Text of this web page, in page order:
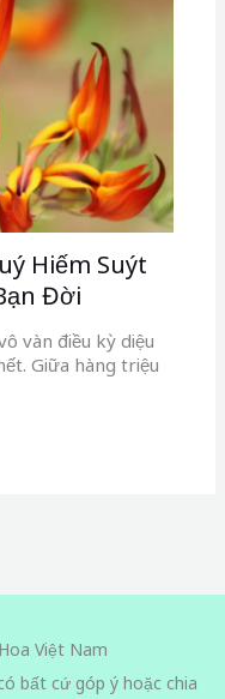
Hiếm Suýt
Đời
vàn điều kỳ diệu
Giữa hàng triệu
Việt Nam
bất cứ góp ý hoặc chia